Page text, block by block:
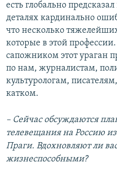
есть глобально
деталях кардинально
что несколько
которые в этой
сапожником этот ураган
по нам, журналистам,
культурологам,
катком.
– Сейчас обсуждаются
телевещания на Россию
Праги. Вдохновляют ли
жизнеспособными?